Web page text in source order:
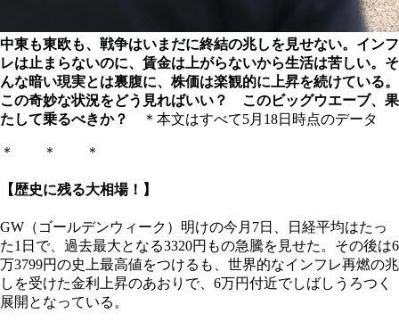
中東も東欧も、戦争はいまだに終結の兆しを見せない。インフ
レは止まらないのに、賃金は上がらないから生活は苦しい。そ
んな暗い現実とは裏腹に、株価は楽観的に上昇を続けている。
この奇妙な状況をどう見ればいい？ このビッグウエーブ、果
たして乗るべきか？
＊本文はすべて5月18日時点のデータ
＊ ＊ ＊
【歴史に残る大相場！】
GW（ゴールデンウィーク）明けの今月7日、日経平均はたっ
た1日で、過去最大となる3320円もの急騰を見せた。その後は6
万3799円の史上最高値をつけるも、世界的なインフレ再燃の兆
しを受けた金利上昇のあおりで、6万円付近でしばしうろつく
展開となっている。